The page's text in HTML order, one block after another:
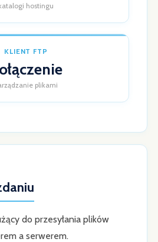
hostingu
KLIENT FTP
plikami
do przesyłania plików
a serwerem.